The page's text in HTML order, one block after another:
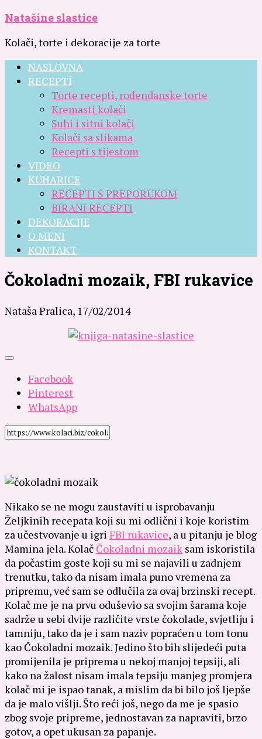
Natašine slastice
Kolači, torte i dekoracije za torte
NASLOVNA
RECEPTI
Torte recepti, rođendanske torte
Kremasti kolači
Suhi i sitni kolači
Kolači sa slikama
Recepti s tijestom
VIDEO
KUHARICE
RECEPTI S PREPORUKOM
BIRANI RECEPTI
DEKORACIJE
O MENI
KONTAKT
Čokoladni mozaik, FBI rukavice
Nataša Pralica, 17/02/2014
Facebook
Pinterest
WhatsApp
Nikako se ne mogu zaustaviti u isprobavanju
Željkinih recepata koji su mi odlični i koje koristim
za učestvovanje u igri FBI rukavice, a u pitanju je blog
Mamina jela. Kolač Čokoladni mozaik sam iskoristila
da počastim goste koji su mi se najavili u zadnjem
trenutku, tako da nisam imala puno vremena za
pripremu, već sam se odlučila za ovaj brzinski recept.
Kolač me je na prvu oduševio sa svojim šarama koje
sadrže u sebi dvije različite vrste čokolade, svjetliju i
tamniju, tako da je i sam naziv popraćen u tom tonu
kao Čokoladni mozaik. Jedino što bih slijedeći puta
promijenila je priprema u nekoj manjoj tepsiji, ali
kako na žalost nisam imala tepsiju manjeg promjera
kolač mi je ispao tanak, a mislim da bi bilo još ljepše
da je malo višlji. Što reći još, nego da me je spasio
zbog svoje pripreme, jednostavan za napraviti, brzo
gotov, a opet ukusan za papanje.